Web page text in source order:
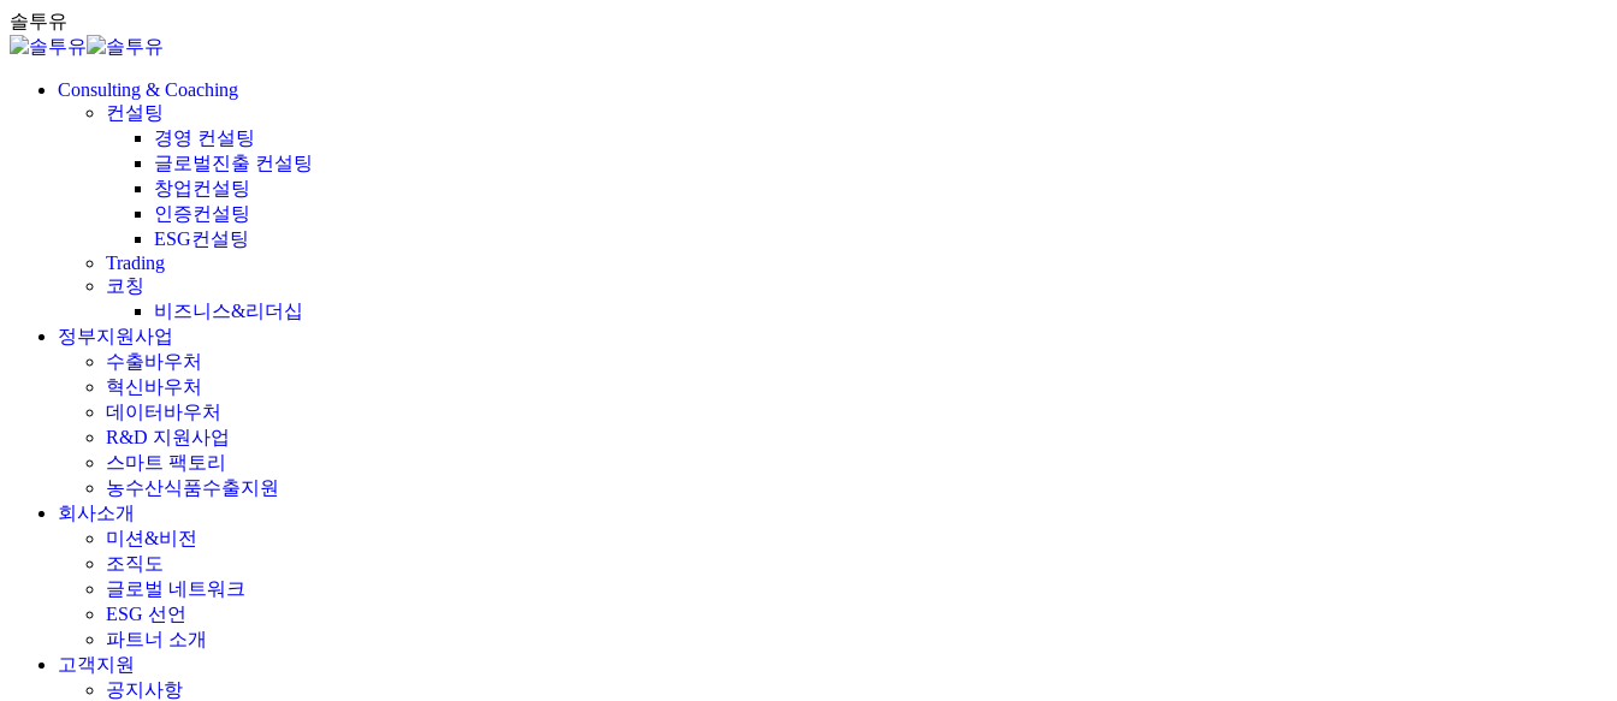
Skip
to
content
솔투유
Consulting & Coaching
컨설팅
경영 컨설팅
글로벌진출 컨설팅
창업컨설팅
인증컨설팅
ESG컨설팅
Trading
코칭
비즈니스&리더십
정부지원사업
수출바우처
혁신바우처
데이터바우처
R&D 지원사업
스마트 팩토리
농수산식품수출지원
회사소개
미션&비전
조직도
글로벌 네트워크
ESG 선언
파트너 소개
고객지원
공지사항